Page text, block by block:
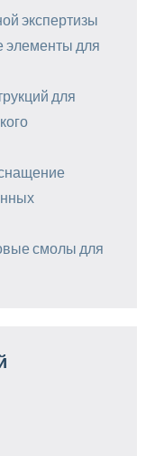
экспертизы
элементы для
для
смолы для